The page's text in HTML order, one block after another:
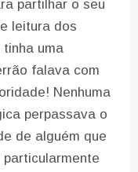
partilhar o seu
leitura dos
uma
falava com
Nenhuma
perpassava o
de alguém que